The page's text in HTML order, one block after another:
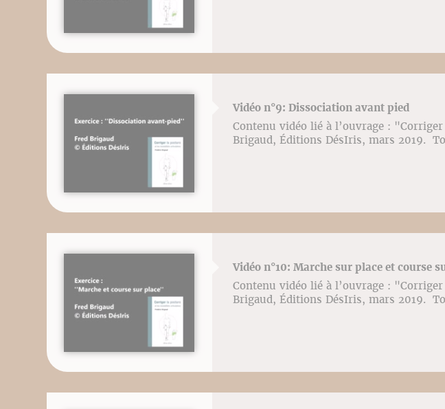
Vidéo n°9: Dissociation avant pied
Contenu vidéo lié à l’ouvrage :
Brigaud, Éditions DésIris, mars 2019.
Vidéo n°10: Marche sur place et course
Contenu vidéo lié à l’ouvrage :
Brigaud, Éditions DésIris, mars 2019.